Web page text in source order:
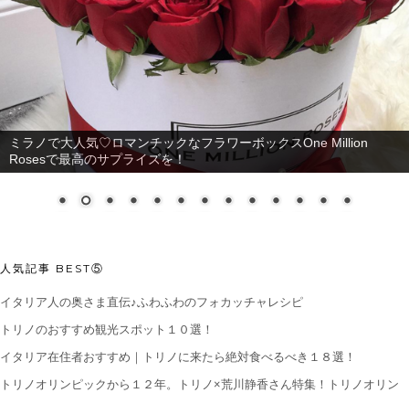
ミラノで大人気♡ロマンチックなフラワーボックスOne Million
Rosesで最高のサプライズを！
人気記事 BEST⑤
イタリア人の奥さま直伝♪ふわふわのフォカッチャレシピ
トリノのおすすめ観光スポット１０選！
イタリア在住者おすすめ｜トリノに来たら絶対食べるべき１８選！
トリノオリンピックから１２年。トリノ×荒川静香さん特集！トリノオリン